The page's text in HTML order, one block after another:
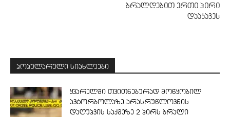
ბრალდებით ერთი პირი
დააკავეს
პოპულარული სიახლეები
ყვარელში თვითნებურად მოწყობილ
ავტორბოლაზე არასრუწლოვნის
დაღუპვის საქმეზე 2 პირს ბრალი